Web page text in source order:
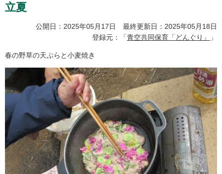
立夏
公開日：2025年05月17日 最終更新日：2025年05月18日
登録元：「青空共同保育「どんぐり」 」
春の野草の天ぷらと小麦焼き